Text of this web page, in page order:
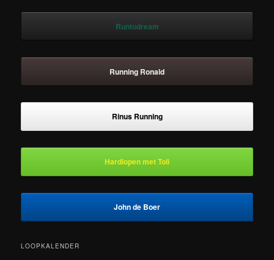
Runtodream
Running Ronald
Rinus Running
Hardlopen met Toli
John de Boer
LOOPKALENDER